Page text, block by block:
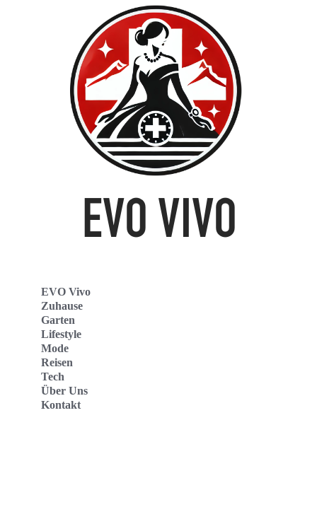
EVO Vivo
Zuhause
Garten
Lifestyle
Mode
Reisen
Tech
Über Uns
Kontakt